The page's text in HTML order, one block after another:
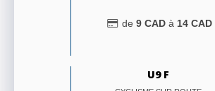
de 9 CAD à 14 CAD
U9 F